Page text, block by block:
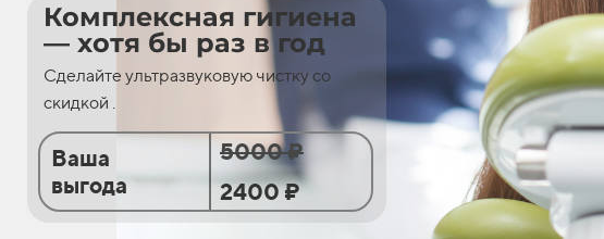
Комплексная гигиена
— хотя бы раз в год
Сделайте ультразвуковую чистку со
скидкой .
Ваша
выгода
5000 ₽
2400 ₽